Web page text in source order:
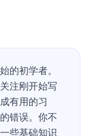
的初学者。
注刚开始写
有用的习
错误。你不
些基础知识